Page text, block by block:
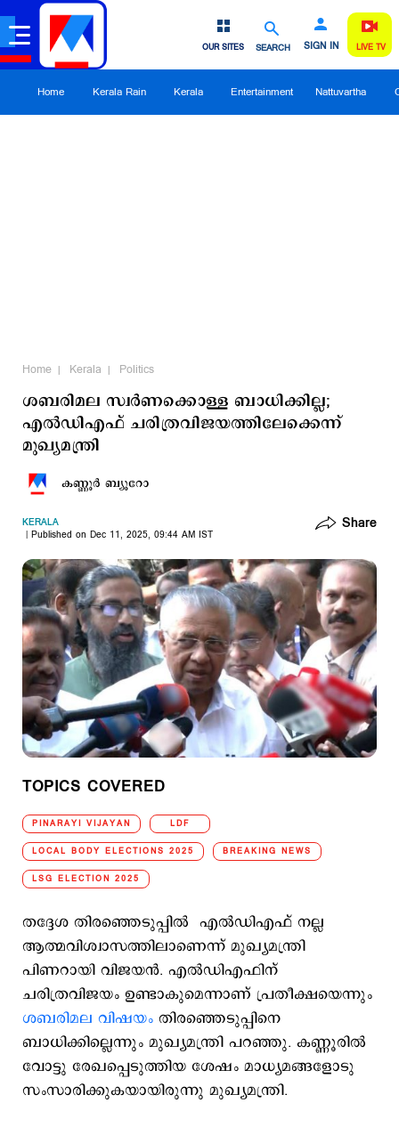
SEARCH SIGN IN
OUR SITES LIVE TV
Home Kerala Rain Kerala Entertainment Nattuvartha
Home Kerala Politics
ശബരിമല സ്വര്‍ണക്കൊള്ള ബാധിക്കില്ല;
എല്‍ഡിഎഫ് ചരിത്രവിജയത്തിലേ‌ക്കെന്ന്
മുഖ്യമന്ത്രി
കണ്ണൂര്‍ ബ്യൂറോ
KERALA
Published on Dec 11, 2025, 09:44 AM IST
Share
TOPICS COVERED
PINARAYI VIJAYAN LDF
LOCAL BODY ELECTIONS 2025 BREAKING NEWS
LSG ELECTION 2025
തദ്ദേശ തിരഞ്ഞെടുപ്പില്‍ എൽഡിഎഫ് നല്ല
ആത്മവിശ്വാസത്തിലാണെന്ന് മുഖ്യമന്ത്രി
പിണറായി വിജയൻ. എൽഡിഎഫിന്
ചരിത്രവിജയം ഉണ്ടാകുമെന്നാണ് പ്രതീക്ഷയെന്നും
ശബരിമല വിഷയം തിരഞ്ഞെടുപ്പിനെ
ബാധിക്കില്ലെന്നും മുഖ്യമന്ത്രി പറഞ്ഞു. കണ്ണൂരില്‍
വോട്ടു രേഖപ്പെടുത്തിയ ശേഷം മാധ്യമങ്ങളോടു
സംസാരിക്കുകയായിരുന്നു മുഖ്യമന്ത്രി.